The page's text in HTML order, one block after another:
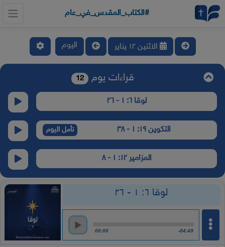
#الكتاب_المقدس_في_عام
الاثنين ١٢ يناير اليوم
قراءات يوم 12
لوقا ٦: ١ - ٢٦
التكوين ١٩: ١ - ٣٨ تأمل اليوم
المزامير ١٢: ١ - ٨
لوقا ٦: ١ - ٢٦
00:00 -04:49